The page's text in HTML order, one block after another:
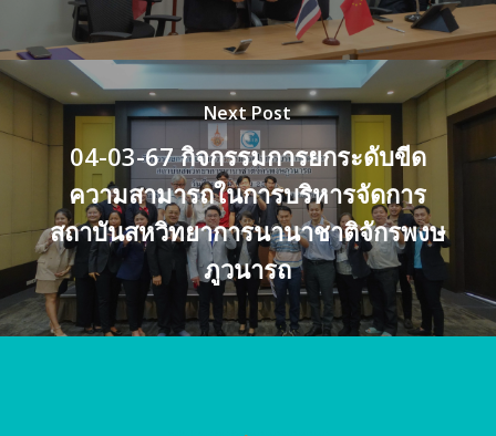
Next Post
04-03-67 กิจกรรมการยกระดับขีด
ความสามารถในการบริหารจัดการ
สถาบันสหวิทยาการนานาชาติจักรพงษ
ภูวนารถ